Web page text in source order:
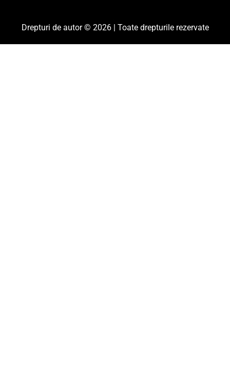
Drepturi de autor © 2026 | Toate drepturile rezervate